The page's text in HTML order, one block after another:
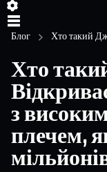
Блог Хто такий
Хто
з
плечем,